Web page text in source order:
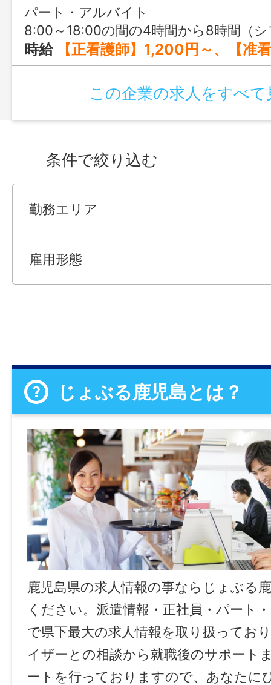
パート・アルバイト
8:00～18:00の間の4時間から8時間（シフトによる） ＊ご希
時給 【正看護師】1,200円～、【准看
この企業の求人をすべて
条件で絞り込む
勤務エリア
雇用形態
じょぶる鹿児島とは？
鹿児島県の求人情報の事ならじょぶる
ください。派遣情報・正社員・パート
で県下最大の求人情報を取り扱ってお
イザーとの相談から就職後のサポート
ートを行っておりますので、あなたに